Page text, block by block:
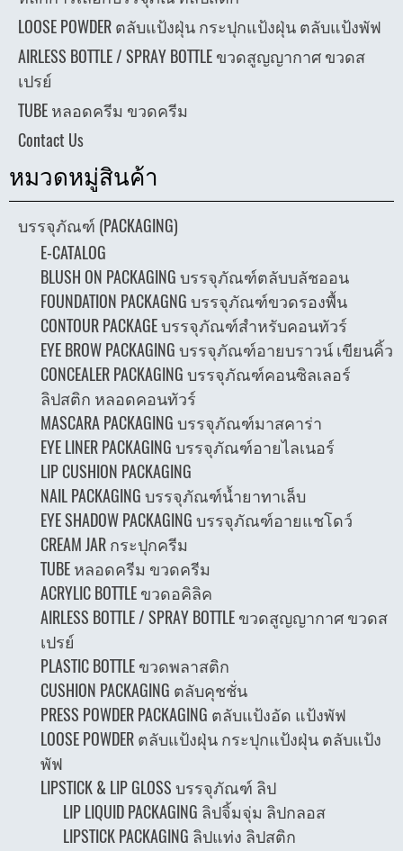
LOOSE POWDER ตลับแป้งฝุ่น กระปุกแป้งฝุ่น ตลับแป้งพัฟ
AIRLESS BOTTLE / SPRAY BOTTLE ขวดสูญญากาศ ขวดส
เปรย์
TUBE หลอดครีม ขวดครีม
Contact Us
หมวดหมู่สินค้า
บรรจุภัณฑ์ (PACKAGING)
E-CATALOG
BLUSH ON PACKAGING บรรจุภัณฑ์ตลับบลัชออน
FOUNDATION PACKAGNG บรรจุภัณฑ์ขวดรองพื้น
CONTOUR PACKAGE บรรจุภัณฑ์สำหรับคอนทัวร์
EYE BROW PACKAGING บรรจุภัณฑ์อายบราวน์ เขียนคิ้ว
CONCEALER PACKAGING บรรจุภัณฑ์คอนซิลเลอร์
ลิปสติก หลอดคอนทัวร์
MASCARA PACKAGING บรรจุภัณฑ์มาสคาร่า
EYE LINER PACKAGING บรรจุภัณฑ์อายไลเนอร์
LIP CUSHION PACKAGING
NAIL PACKAGING บรรจุภัณฑ์น้ำยาทาเล็บ
EYE SHADOW PACKAGING บรรจุภัณฑ์อายแชโดว์
CREAM JAR กระปุกครีม
TUBE หลอดครีม ขวดครีม
ACRYLIC BOTTLE ขวดอคิลิค
AIRLESS BOTTLE / SPRAY BOTTLE ขวดสูญญากาศ ขวดส
เปรย์
PLASTIC BOTTLE ขวดพลาสติก
CUSHION PACKAGING ตลับคุชชั่น
PRESS POWDER PACKAGING ตลับแป้งอัด แป้งพัฟ
LOOSE POWDER ตลับแป้งฝุ่น กระปุกแป้งฝุ่น ตลับแป้ง
พัฟ
LIPSTICK & LIP GLOSS บรรจุภัณฑ์ ลิป
LIP LIQUID PACKAGING ลิปจิ้มจุ่ม ลิปกลอส
LIPSTICK PACKAGING ลิปแท่ง ลิปสติก